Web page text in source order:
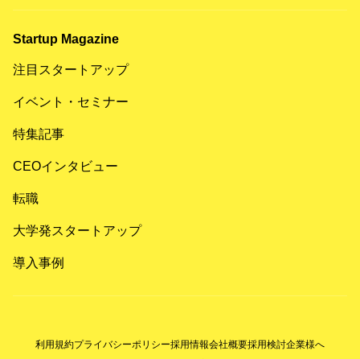
Startup Magazine
注目スタートアップ
イベント・セミナー
特集記事
CEOインタビュー
転職
大学発スタートアップ
導入事例
利用規約プライバシーポリシー採用情報会社概要採用検討企業様へ